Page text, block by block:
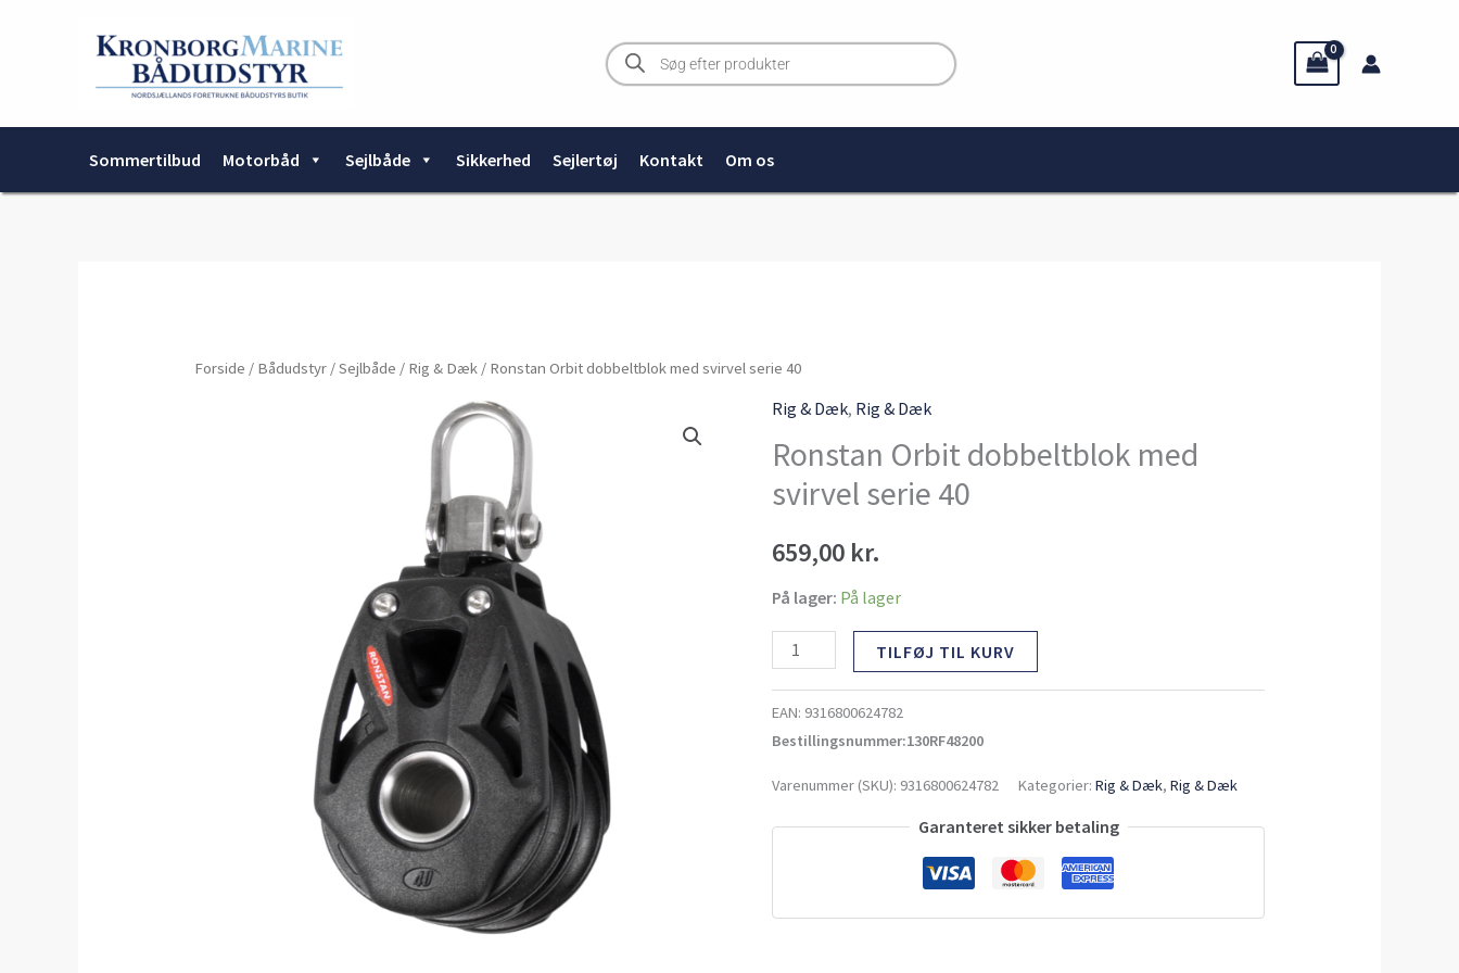
Products
search
Sommertilbud Motorbåd Sejlbåde Sikkerhed Sejlertøj Kontakt Om os
Forside / Bådudstyr/Sejlbåde / Rig & Dæk/ Ronstan Orbit dobbeltblok med svirvel serie 40
Rig & Dæk, Rig & Dæk
Ronstan Orbit dobbeltblok med
svirvel serie 40
659,00 kr.
På lager: På lager
Ronstan
Orbit
med
svirvel
40
antal
TILFØJ TIL KURV
EAN: 9316800624782
Bestillingsnummer:130RF48200
Varenummer (SKU): 9316800624782 Kategorier:Rig & Dæk,Rig & Dæk
Garanteret sikker betaling